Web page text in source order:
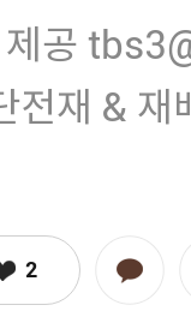
제공
재 & 재
2